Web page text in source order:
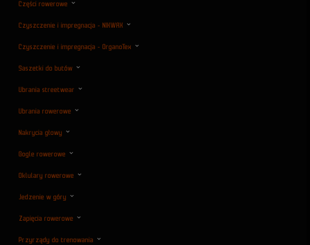
Części rowerowe
Czyszczenie i impregnacja - NIKWAX
Czyszczenie i impregnacja - OrganoTex
Saszetki do butów
Ubrania streetwear
Ubrania rowerowe
Nakrycia głowy
Gogle rowerowe
Oklulary rowerowe
Jedzenie w góry
Zapięcia rowerowe
Przyrządy do trenowania